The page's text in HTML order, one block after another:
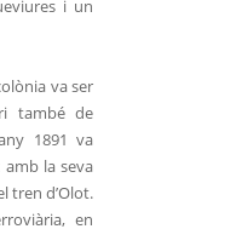
i un
va ser
també de
1891 va
la seva
tren d’Olot.
en